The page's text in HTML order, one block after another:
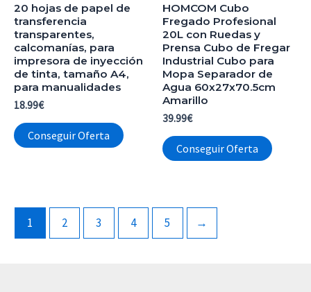
20 hojas de papel de
transferencia
transparentes,
calcomanías, para
impresora de inyección
de tinta, tamaño A4,
para manualidades
18.99€
Conseguir Oferta
HOMCOM Cubo
Fregado Profesional
20L con Ruedas y
Prensa Cubo de Fregar
Industrial Cubo para
Mopa Separador de
Agua 60x27x70.5cm
Amarillo
39.99€
Conseguir Oferta
1 2 3 4 5 →